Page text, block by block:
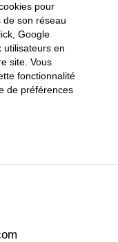
pour
de son réseau
Google
utilisateurs en
site. Vous
fonctionnalité
de préférences